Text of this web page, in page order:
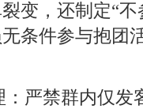
变，还制定“
条件参与抱团
：严禁群内仅发